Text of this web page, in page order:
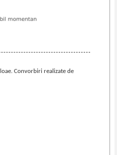
Convorbiri realizate de